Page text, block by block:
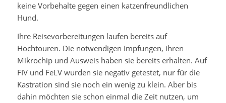
keine Vorbehalte gegen einen katzenfreundlichen
Hund.
Ihre Reisevorbereitungen laufen bereits auf
Hochtouren. Die notwendigen Impfungen, ihren
Mikrochip und Ausweis haben sie bereits erhalten. Auf
FIV und FeLV wurden sie negativ getestet, nur für die
Kastration sind sie noch ein wenig zu klein. Aber bis
dahin möchten sie schon einmal die Zeit nutzen, um